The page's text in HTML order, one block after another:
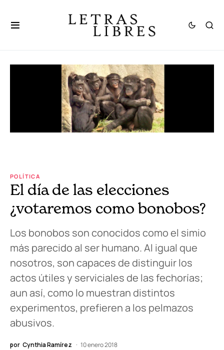
POLÍTICA
El día de las elecciones
¿votaremos como bonobos?
Los bonobos son conocidos como el simio
más parecido al ser humano. Al igual que
nosotros, son capaces de distinguir los
actos útiles y serviciales de las fechorías;
aun así, como lo muestran distintos
experimentos, prefieren a los pelmazos
abusivos.
por Cynthia Ramírez 10 enero 2018